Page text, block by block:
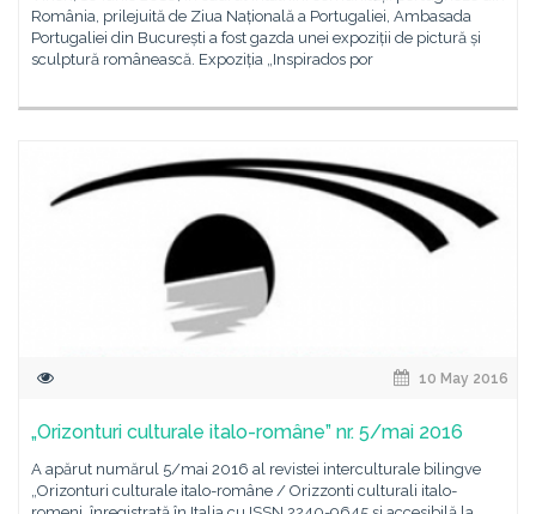
România, prilejuită de Ziua Națională a Portugaliei, Ambasada
Portugaliei din București a fost gazda unei expoziții de pictură și
sculptură românească. Expoziția „Inspirados por
10 May 2016
„Orizonturi culturale italo-române” nr. 5/mai 2016
A apărut numărul 5/mai 2016 al revistei interculturale bilingve
„Orizonturi culturale italo-române / Orizzonti culturali italo-